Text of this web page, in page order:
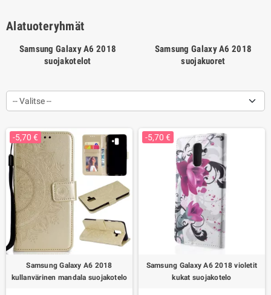
Alatuoteryhmät
Samsung Galaxy A6 2018
suojakotelot
Samsung Galaxy A6 2018
suojakuoret
-- Valitse --
-5,70 €
Samsung Galaxy A6 2018
kullanvärinen mandala suojakotelo
-5,70 €
Samsung Galaxy A6 2018 violetit
kukat suojakotelo